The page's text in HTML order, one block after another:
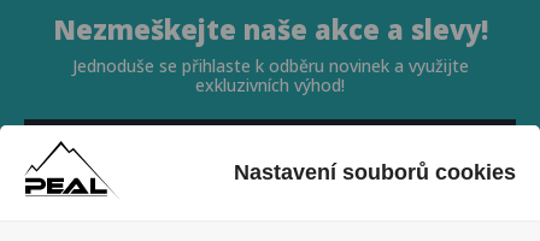
Nezmeškejte naše akce a slevy!
Jednoduše se přihlaste k odběru novinek a využijte
exkluzivních výhod!
Nastavení souborů cookies